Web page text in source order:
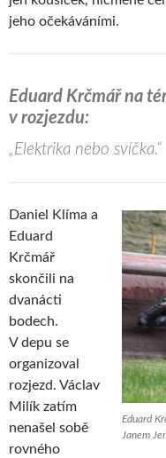
jeho očekáváními.
Eduard Krčmář na
v rozjezdu:
„Elektrika nebo svíčka.“
Eduard
Janem
Daniel Klíma a
Eduard
Krčmář
skončili na
dvanácti
bodech.
V depu se
organizoval
rozjezd. Václav
Milík zatím
nenašel sobě
rovného